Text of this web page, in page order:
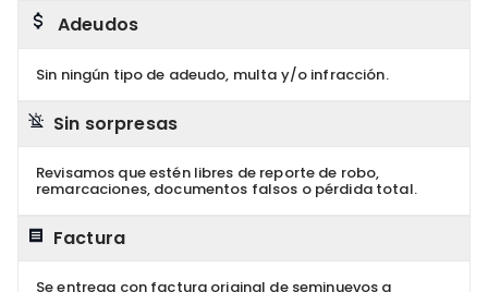
Adeudos
Sin ningún tipo de adeudo, multa y/o infracción.
Sin sorpresas
Revisamos que estén libres de reporte de robo,
remarcaciones, documentos falsos o pérdida total.
Factura
Se entrega con factura original de seminuevos a